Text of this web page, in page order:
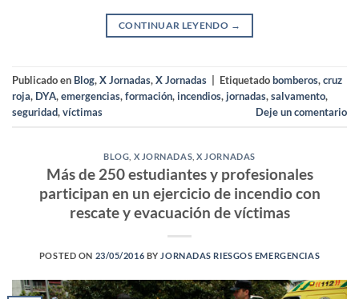
CONTINUAR LEYENDO →
Publicado en Blog,X Jornadas,X Jornadas Etiquetadobomberos,cruz
roja, DYA,emergencias,formación,incendios,jornadas,salvamento,
seguridad,víctimas Deje un comentario
BLOG X JORNADAS ,X JORNADAS
Más de 250 estudiantes y profesionales
participan en un ejercicio de incendio con
rescate y evacuación de víctimas
POSTED ON 23/05/2016 BY JORNADAS RIESGOS EMERGENCIAS